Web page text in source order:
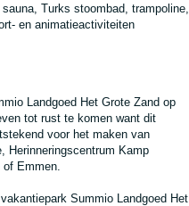
Turks stoombad, trampoline,
en animatieactiviteiten
Landgoed Het Grote Zand op
tot rust te komen want dit
voor het maken van
Herinneringscentrum Kamp
Emmen.
Summio Landgoed Het